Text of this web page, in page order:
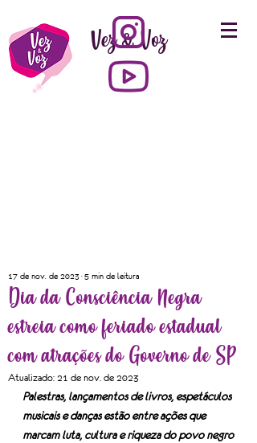
Vez & Voz
Dia da Consciência Negra
estreia como feriado estadual
com atrações do Governo de SP
17 de nov. de 2023 5 min de leitura
Atualizado: 21 de nov. de 2023
Palestras, lançamentos de livros, espetáculos
musicais e danças estão entre ações que
marcam luta, cultura e riqueza do povo negro